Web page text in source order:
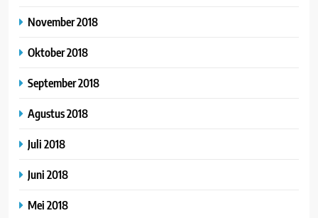
November 2018
Oktober 2018
September 2018
Agustus 2018
Juli 2018
Juni 2018
Mei 2018